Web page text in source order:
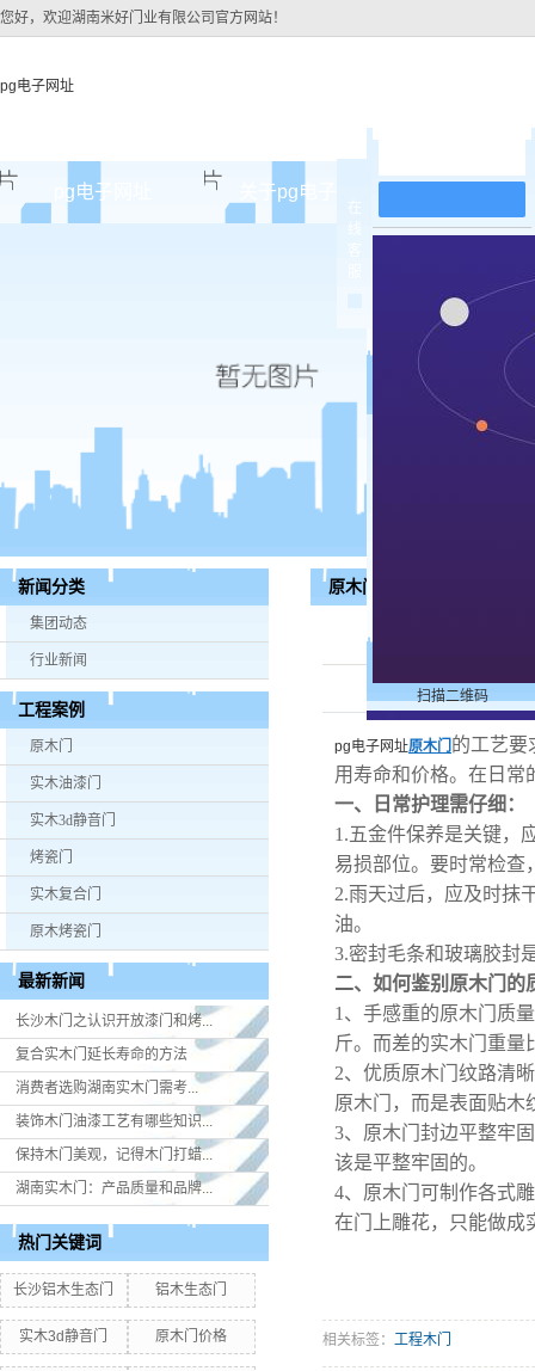
您好，欢迎湖南米好门业有限公司官方网站！
pg电子网址
pg电子网址 关于pg电子网址
公司团队
实木油
实木3d
烤瓷
实木复
新闻分类
集团动态
行业新闻
工程案例
原木门
实木油漆门
实木3d静音门
烤瓷门
实木复合门
原木烤瓷门
最新新闻
长沙木门之认识开放漆门和烤...
复合实木门延长寿命的方法
消费者选购湖南实木门​需考...
装饰木门油漆工艺有哪些知识...
保持木门美观，记得木门打蜡...
湖南实木门：产品质量和品牌...
热门关键词
长沙铝木生态门 铝木生态门
实木3d静音门 原木门价格
原木门质量如何考究？
pg电子网址原木门 的工艺要
用寿命和价格。在日常
一、日常护理需仔细：
1.五金件保养是关键，
易损部位。要时常检查
2.雨天过后，应及时抹
油。
3.密封毛条和玻璃胶封
二、如何鉴别原木门的
1、手感重的原木门质
斤。而差的实木门重量
2、优质原木门纹路清
原木门，而是表面贴木
3、原木门封边平整牢
该是平整牢固的。
4、原木门可制作各式
在门上雕花，只能做成
相关标签： 工程木门
在
扫描二维码